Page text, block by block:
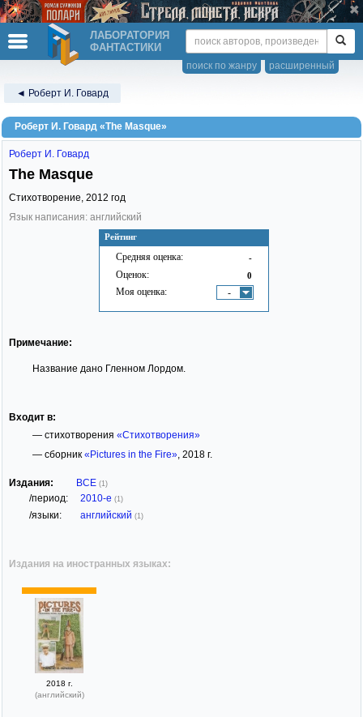
ЛАБОРАТОРИЯ
ФАНТАСТИКИ
расширенный
поиск по жанру
◄ Роберт И. Говард
Роберт И. Говард «The Masque»
Рейтинг
Средняя оценка: -
Оценок: 0
Моя оценка: -
Роберт И. Говард
The Masque
Стихотворение, 2012 год
Язык написания: английский
Примечание:
Название дано Гленном Лордом.
Входит в:
— стихотворения «Стихотворения»
— сборник «Pictures in the Fire», 2018 г.
Издания: ВСЕ (1)
/период: 2010-е (1)
/языки: английский (1)
Издания на иностранных языках:
2018 г.
(английский)